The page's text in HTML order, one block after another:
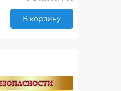
В корзину